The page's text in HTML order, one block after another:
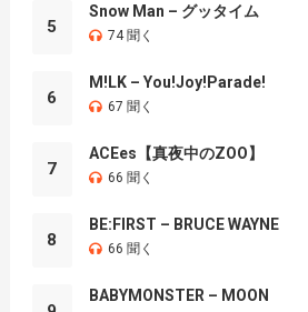
5
Snow Man – グッタイム
74 聞く
6
M!LK – You!Joy!Parade!
67 聞く
7
ACEes【真夜中のZOO】
66 聞く
8
BE:FIRST – BRUCE WAYNE
66 聞く
BABYMONSTER – MOON